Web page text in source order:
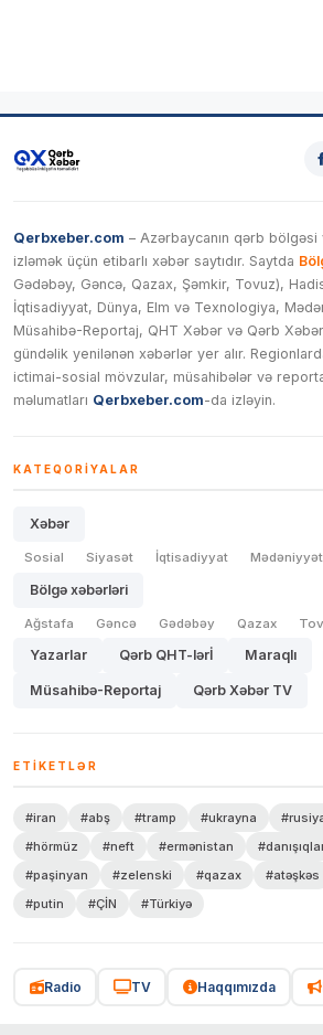
Qerbxeber.com – Azərbaycanın qərb
izləmək üçün etibarlı xəbər saytıdır. Saytda
Gədəbəy, Gəncə, Qazax, Şəmkir, Tovuz),
İqtisadiyyat, Dünya, Elm və Texnologiya,
Müsahibə-Reportaj, QHT Xəbər və Qərb
gündəlik yenilənən xəbərlər yer alır.
ictimai-sosial mövzular, müsahibələr və
məlumatları Qerbxeber.com-da izləyin.
KATEQORIYALAR
Xəbər
Sosial Siyasət İqtisadiyyat Mədəniyyət
Bölgə xəbərləri
Ağstafa Gəncə Gədəbəy Qazax
Yazarlar Qərb QHT-lərİ Maraqlı
Müsahibə-Reportaj Qərb Xəbər TV
ETIKETLƏR
#iran #abş #tramp #ukrayna
#hörmüz
#neft #ermənistan
#paşinyan
#zelenski #qazax #atəşkəs
#putin
#ÇİN #Türkiyə
Radio TV Haqqımızda